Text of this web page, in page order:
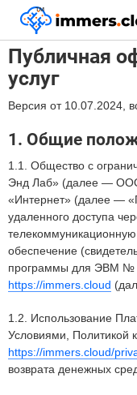
™
Главная Публичная
Публичная
услуг
Версия от 10.07.2024,
1. Общие
1.1. Общество с
Энд Лаб» (далее — ООО
«Интернет» (далее —
удаленного доступа
обеспечение
программы для ЭВМ №
https://immers.cloud
1.2. Использование
Условиями, Политикой
https://immers.cloud/
возврата денежных